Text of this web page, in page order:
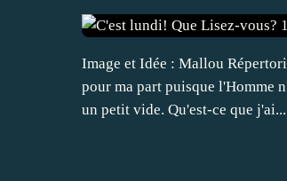
Image et Idée : Mallou
pour ma part puisque l'Homme
un petit vide. Qu'est-ce que j'ai...